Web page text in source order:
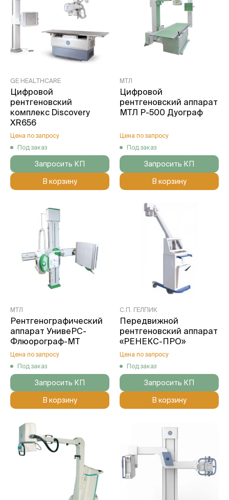
GE HEALTHCARE
Цифровой
рентгеновский
комплекс Discovery
XR656
Цена по запросу
Под заказ
Запросить КП
В корзину
МТЛ
Цифровой
рентгеновский аппарат
МТЛ Р-500 Дуограф
Цена по запросу
Под заказ
Запросить КП
В корзину
МТЛ
Рентгенографический
аппарат УнивеРС-
Флюорограф-МТ
Цена по запросу
Под заказ
Запросить КП
В корзину
С.П. ГЕЛПИК
Передвижной
рентгеновский аппарат
«РЕНЕКС-ПРО»
Цена по запросу
Под заказ
Запросить КП
В корзину